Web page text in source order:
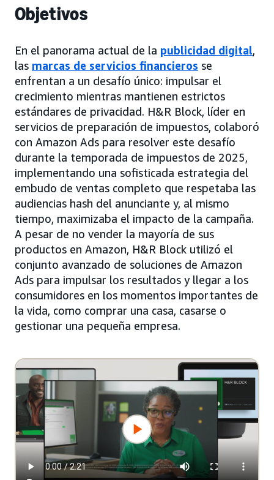
Objetivos
En el panorama actual de la publicidad digital,
las marcas de servicios financieros se
enfrentan a un desafío único: impulsar el
crecimiento mientras mantienen estrictos
estándares de privacidad. H&R Block, líder en
servicios de preparación de impuestos, colaboró
con Amazon Ads para resolver este desafío
durante la temporada de impuestos de 2025,
implementando una sofisticada estrategia del
embudo de ventas completo que respetaba las
audiencias hash del anunciante y, al mismo
tiempo, maximizaba el impacto de la campaña.
A pesar de no vender la mayoría de sus
productos en Amazon, H&R Block utilizó el
conjunto avanzado de soluciones de Amazon
Ads para impulsar los resultados y llegar a los
consumidores en los momentos importantes de
la vida, como comprar una casa, casarse o
gestionar una pequeña empresa.